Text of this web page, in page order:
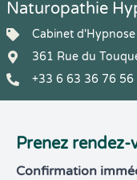
Naturopathie
Cabinet
361 Rue du
+33 6 63 36 76 56
Prenez
Confirmation